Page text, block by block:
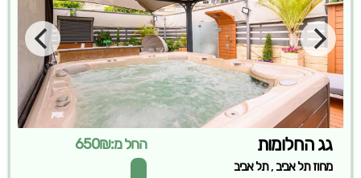
גג החלומות החל מ:650₪
מחוז תל אביב,תל אביב